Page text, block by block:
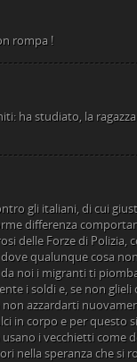
rompa !
ha studiato, la
gli italiani, di cui
differenza
delle Forze di Polizia,
qualunque cosa
noi i migranti ti
i soldi e, se non glieli
azzardarti
in corpo e per questo
i vecchietti come
nella speranza che si